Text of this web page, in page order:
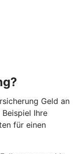
Geld an
Ihre
für einen